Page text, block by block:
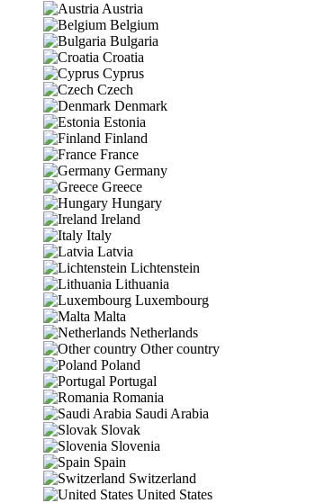
Austria
Belgium
Bulgaria
Croatia
Cyprus
Czech
Denmark
Estonia
Finland
France
Germany
Greece
Hungary
Ireland
Italy
Latvia
Lichtenstein
Lithuania
Luxembourg
Malta
Netherlands
Other country
Poland
Portugal
Romania
Saudi Arabia
Slovak
Slovenia
Spain
Switzerland
United States